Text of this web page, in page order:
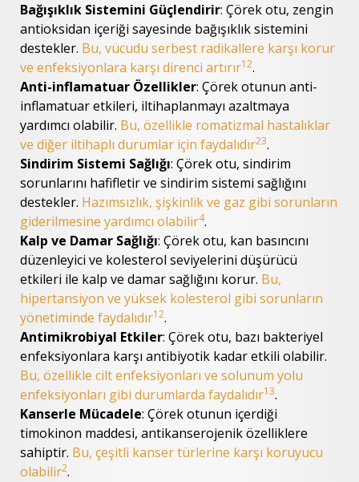
Bağışıklık Sistemini Güçlendirir: Çörek otu, zengin
antioksidan içeriği sayesinde bağışıklık sistemini
destekler. Bu, vücudu serbest radikallere karşı korur
ve enfeksiyonlara karşı direnci artırır12.
Anti-inflamatuar Özellikler: Çörek otunun anti-
inflamatuar etkileri, iltihaplanmayı azaltmaya
yardımcı olabilir. Bu, özellikle romatizmal hastalıklar
ve diğer iltihaplı durumlar için faydalıdır23.
Sindirim Sistemi Sağlığı: Çörek otu, sindirim
sorunlarını hafifletir ve sindirim sistemi sağlığını
destekler. Hazımsızlık, şişkinlik ve gaz gibi sorunların
giderilmesine yardımcı olabilir4.
Kalp ve Damar Sağlığı: Çörek otu, kan basıncını
düzenleyici ve kolesterol seviyelerini düşürücü
etkileri ile kalp ve damar sağlığını korur. Bu,
hipertansiyon ve yüksek kolesterol gibi sorunların
yönetiminde faydalıdır12.
Antimikrobiyal Etkiler: Çörek otu, bazı bakteriyel
enfeksiyonlara karşı antibiyotik kadar etkili olabilir.
Bu, özellikle cilt enfeksiyonları ve solunum yolu
enfeksiyonları gibi durumlarda faydalıdır13.
Kanserle Mücadele: Çörek otunun içerdiği
timokinon maddesi, antikanserojenik özelliklere
sahiptir. Bu, çeşitli kanser türlerine karşı koruyucu
olabilir2.